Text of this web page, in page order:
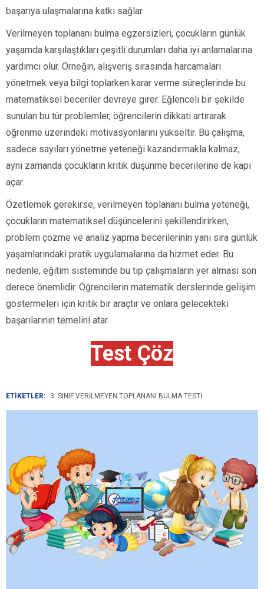
başarıya ulaşmalarına katkı sağlar.
Verilmeyen toplananı bulma egzersizleri, çocukların günlük
yaşamda karşılaştıkları çeşitli durumları daha iyi anlamalarına
yardımcı olur. Örneğin, alışveriş sırasında harcamaları
yönetmek veya bilgi toplarken karar verme süreçlerinde bu
matematiksel beceriler devreye girer. Eğlenceli bir şekilde
sunulan bu tür problemler, öğrencilerin dikkati artırarak
öğrenme üzerindeki motivasyonlarını yükseltir. Bu çalışma,
sadece sayıları yönetme yeteneği kazandırmakla kalmaz,
aynı zamanda çocukların kritik düşünme becerilerine de kapı
açar.
Özetlemek gerekirse, verilmeyen toplananı bulma yeteneği,
çocukların matematiksel düşüncelerini şekillendirirken,
problem çözme ve analiz yapma becerilerinin yanı sıra günlük
yaşamlarındaki pratik uygulamalarına da hizmet eder. Bu
nedenle, eğitim sisteminde bu tip çalışmaların yer alması son
derece önemlidir. Öğrencilerin matematik derslerinde gelişim
göstermeleri için kritik bir araçtır ve onlara gelecekteki
başarılarının temelini atar.
Test Çöz
ETİKETLER: 3. SINIF VERILMEYEN TOPLANANI BULMA TESTI